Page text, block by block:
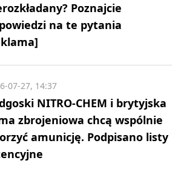
Poznajcie
na te pytania
NITRO-CHEM i brytyjska
zbrojeniowa chcą wspólnie
amunicję. Podpisano listy
07-27, 14:37